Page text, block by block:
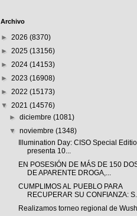
Archivo
► 2026 (8370)
► 2025 (13156)
► 2024 (14153)
► 2023 (16908)
► 2022 (15173)
▼ 2021 (14576)
►diciembre(1081)
▼noviembre(1348)
Illumination Day: CISO Special
presenta 10...
EN POSESIÓN DE MÁS DE 150
DE APARENTE DROGA,...
CUMPLIMOS AL PUEBLO PARA
RECUPERAR SU CONFIANZA:
Realizamos torneo regional de